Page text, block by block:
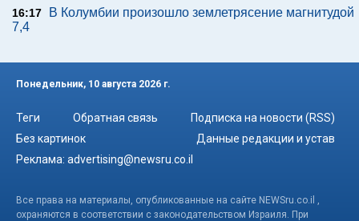
16:17
В Колумбии произошло землетрясение магнитудой
7,4
Понедельник, 10 августа 2026 г.
Теги Обратная связь
Подписка на новости (RSS)
Без картинок
Данные редакции и устав
Реклама: advertising@newsru.co.il
Все права на материалы, опубликованные на сайте NEWSru.co.il ,
охраняются в соответствии с законодательством Израиля. При